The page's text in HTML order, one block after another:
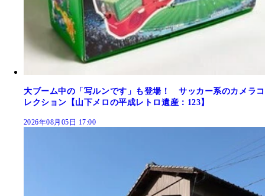
大ブーム中の「写ルンです」も登場！ サッカー系のカメラコ
レクション【山下メロの平成レトロ遺産：123】
2026年08月05日 17:00